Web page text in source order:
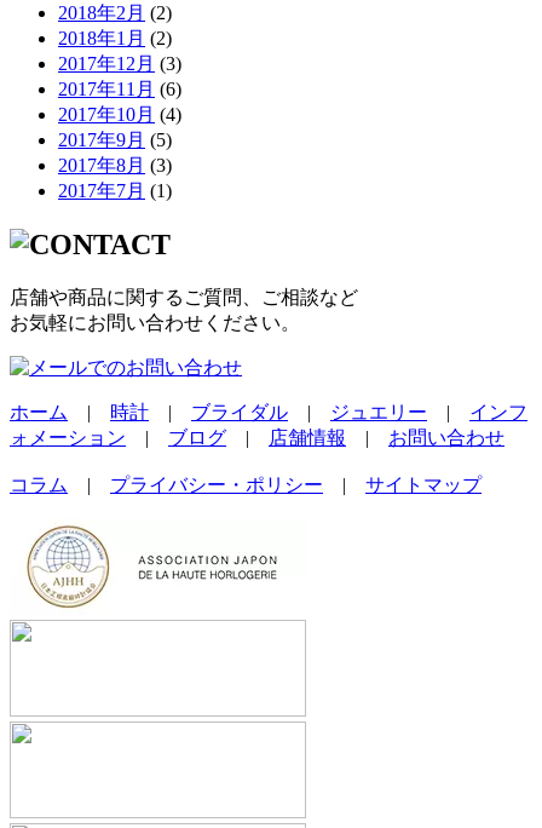
2018年2月 (2)
2018年1月 (2)
2017年12月 (3)
2017年11月 (6)
2017年10月 (4)
2017年9月 (5)
2017年8月 (3)
2017年7月 (1)
店舗や商品に関するご質問、ご相談など
お気軽にお問い合わせください。
ホーム | 時計 | ブライダル | ジュエリー | インフ
ォメーション | ブログ | 店舗情報 | お問い合わせ
コラム | プライバシー・ポリシー | サイトマップ